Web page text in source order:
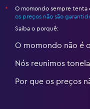
*
O momondo sempre tenta
os preços não são
Saiba o porquê:
O momondo não é
Nós reunimos
Por que os preços